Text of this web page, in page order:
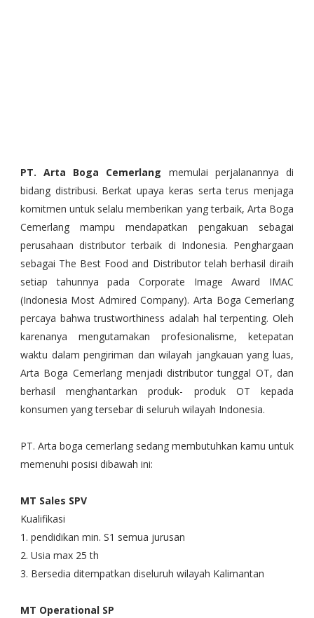
PT. Arta Boga Cemerlang memulai perjalanannya di
bidang distribusi. Berkat upaya keras serta terus menjaga
komitmen untuk selalu memberikan yang terbaik, Arta Boga
Cemerlang mampu mendapatkan pengakuan sebagai
perusahaan distributor terbaik di Indonesia. Penghargaan
sebagai The Best Food and Distributor telah berhasil diraih
setiap tahunnya pada Corporate Image Award IMAC
(Indonesia Most Admired Company). Arta Boga Cemerlang
percaya bahwa trustworthiness adalah hal terpenting. Oleh
karenanya mengutamakan profesionalisme, ketepatan
waktu dalam pengiriman dan wilayah jangkauan yang luas,
Arta Boga Cemerlang menjadi distributor tunggal OT, dan
berhasil menghantarkan produk- produk OT kepada
konsumen yang tersebar di seluruh wilayah Indonesia.
PT. Arta boga cemerlang sedang membutuhkan kamu untuk
memenuhi posisi dibawah ini:
MT Sales SPV
Kualifikasi
1. pendidikan min. S1 semua jurusan
2. Usia max 25 th
3. Bersedia ditempatkan diseluruh wilayah Kalimantan
MT Operational SP